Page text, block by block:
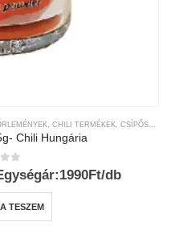
, CHILI TERMÉKEK, CSÍPŐSSÉGI-SKÁLA
Chili Hungária
ből db
TESZEM